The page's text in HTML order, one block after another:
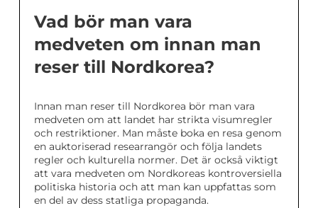
Vad bör man vara
medveten om innan man
reser till Nordkorea?
Innan man reser till Nordkorea bör man vara
medveten om att landet har strikta visumregler
och restriktioner. Man måste boka en resa genom
en auktoriserad researrangör och följa landets
regler och kulturella normer. Det är också viktigt
att vara medveten om Nordkoreas kontroversiella
politiska historia och att man kan uppfattas som
en del av dess statliga propaganda.